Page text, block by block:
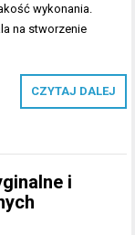
wykonania.
na stworzenie
CZYTAJ DALEJ
i